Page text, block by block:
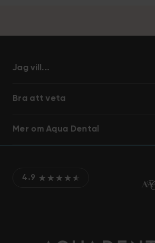
Jag vill...
Bra att veta
Mer om Aqua Dental
4.9